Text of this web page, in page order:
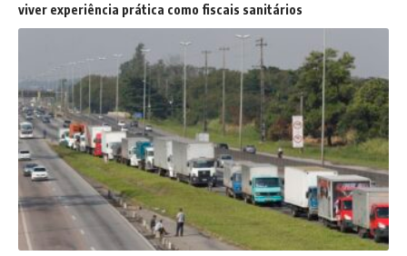
viver experiência prática como fiscais sanitários